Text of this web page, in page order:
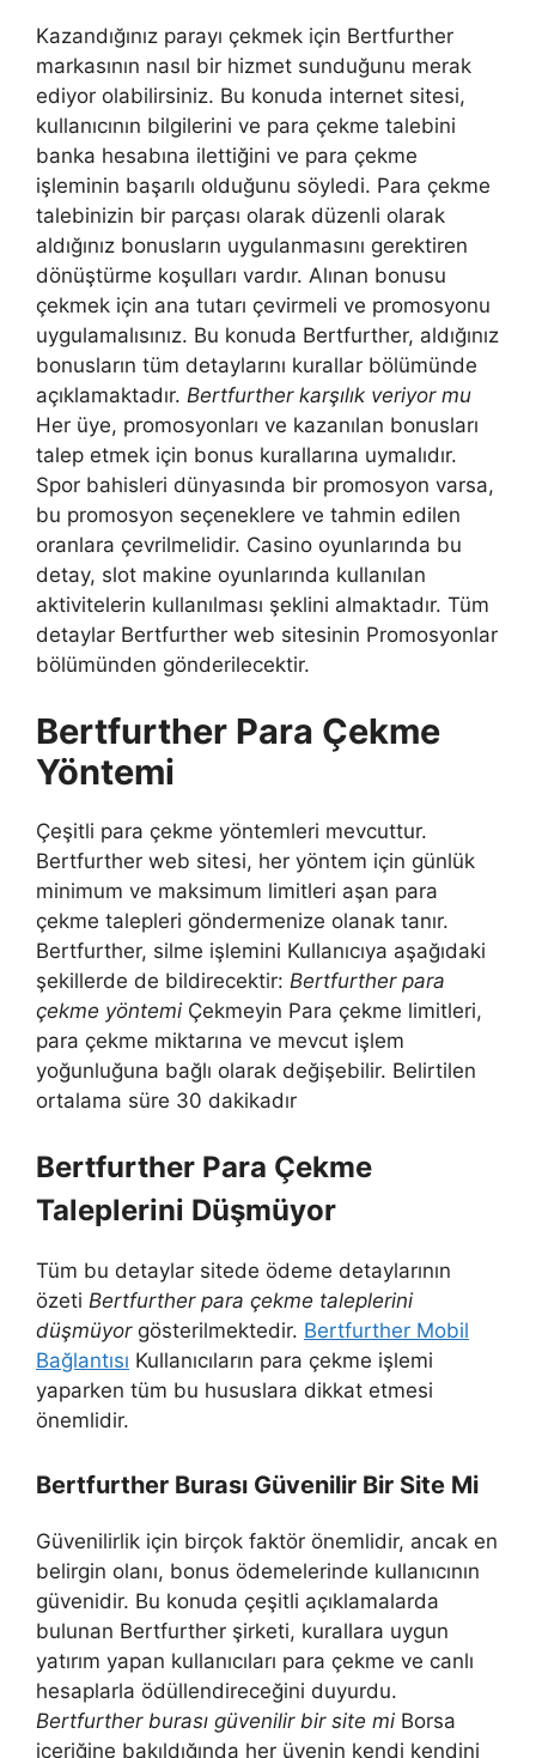
Kazandığınız parayı çekmek için Bertfurther
markasının nasıl bir hizmet sunduğunu merak
ediyor olabilirsiniz. Bu konuda internet sitesi,
kullanıcının bilgilerini ve para çekme talebini
banka hesabına ilettiğini ve para çekme
işleminin başarılı olduğunu söyledi. Para çekme
talebinizin bir parçası olarak düzenli olarak
aldığınız bonusların uygulanmasını gerektiren
dönüştürme koşulları vardır. Alınan bonusu
çekmek için ana tutarı çevirmeli ve promosyonu
uygulamalısınız. Bu konuda Bertfurther, aldığınız
bonusların tüm detaylarını kurallar bölümünde
açıklamaktadır. Bertfurther karşılık veriyor mu
Her üye, promosyonları ve kazanılan bonusları
talep etmek için bonus kurallarına uymalıdır.
Spor bahisleri dünyasında bir promosyon varsa,
bu promosyon seçeneklere ve tahmin edilen
oranlara çevrilmelidir. Casino oyunlarında bu
detay, slot makine oyunlarında kullanılan
aktivitelerin kullanılması şeklini almaktadır. Tüm
detaylar Bertfurther web sitesinin Promosyonlar
bölümünden gönderilecektir.
Bertfurther Para Çekme
Yöntemi
Çeşitli para çekme yöntemleri mevcuttur.
Bertfurther web sitesi, her yöntem için günlük
minimum ve maksimum limitleri aşan para
çekme talepleri göndermenize olanak tanır.
Bertfurther, silme işlemini Kullanıcıya aşağıdaki
şekillerde de bildirecektir: Bertfurther para
çekme yöntemi Çekmeyin Para çekme limitleri,
para çekme miktarına ve mevcut işlem
yoğunluğuna bağlı olarak değişebilir. Belirtilen
ortalama süre 30 dakikadır
Bertfurther Para Çekme
Taleplerini Düşmüyor
Tüm bu detaylar sitede ödeme detaylarının
özeti Bertfurther para çekme taleplerini
düşmüyor gösterilmektedir. Bertfurther Mobil
Bağlantısı Kullanıcıların para çekme işlemi
yaparken tüm bu hususlara dikkat etmesi
önemlidir.
Bertfurther Burası Güvenilir Bir Site Mi
Güvenilirlik için birçok faktör önemlidir, ancak en
belirgin olanı, bonus ödemelerinde kullanıcının
güvenidir. Bu konuda çeşitli açıklamalarda
bulunan Bertfurther şirketi, kurallara uygun
yatırım yapan kullanıcıları para çekme ve canlı
hesaplarla ödüllendireceğini duyurdu.
Bertfurther burası güvenilir bir site mi Borsa
içeriğine bakıldığında her üyenin kendi kendini